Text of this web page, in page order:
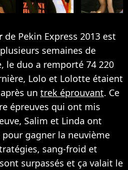
de Pekin Express 2013 est
semaines de
le duo a remporté 74 220
Lolo et Lolotte étaient
après un trek éprouvant. Ce
épreuves qui ont mis
Salim et Linda ont
gagner la neuvième
sang-froid et
surpassés et ça valait le